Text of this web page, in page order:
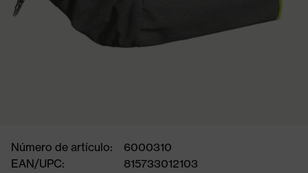
Número de artículo:
6000310
EAN/UPC:
815733012103